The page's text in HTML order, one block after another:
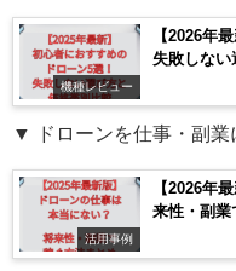
機種レビュー
【2026年
失敗しない
▼ ドローンを仕事・副業
活用事例
【2026年
来性・副業